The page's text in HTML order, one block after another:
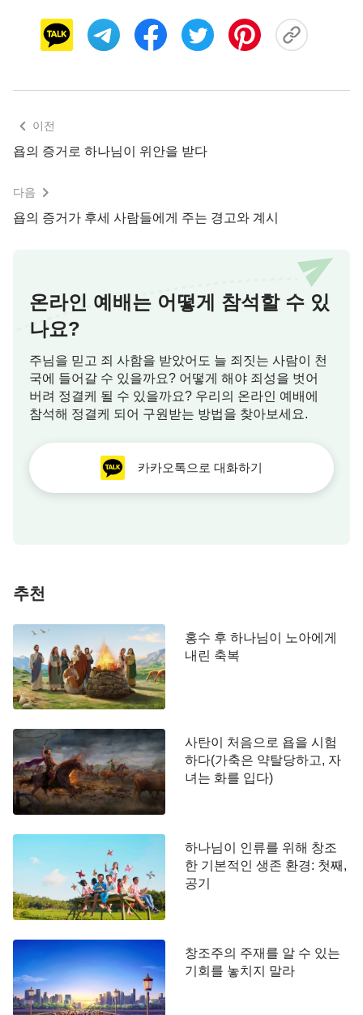
하나님에 대한 욥의 믿음은 하나님이 보이
다음 구절에 또 욥의 이런 말이 있다. “그런데 내가
앞으로 가도 그가 아니 계시고 뒤로 가도 보이지 아
니하며 그가 왼편에서 일하시나 내가 만날 수 없고
23:8~9) . 이 기록을 보면, 욥의 체험에서 하나님은 시
종일관 숨어 있었고, 그에게 공개적으로 나타나거나
아무 말씀을 한 적도 없었다는 것을 알 수 있다. 하지
늘 하나님이 그의 앞을 지나가거나 그의 우편에서 일
을 한다고 생각했다. 비록 보이지는 않지만 하나님이
씀하지도, 나타나지도 않았기 때문이다. 욥에게 진정
것이며, 하나님을 경외하며 악에서 떠나는 도를 지키
지도 못했을 것이다. 이것이 사실 아니겠느냐? 너는
욥의 이러한 말을 보고 어떤 생각을 했느냐? 욥의 순
전함과 정직함, 그가하나님
하나님이 과장한 것이 아니라 진짜라는 생각이 들지
않았느냐? 그를 대하는 하나님의 태도는 다른 사람
을 대하는 것과 다르지 않았다. 그에게 나타나지 않
았고, 그에게 말씀하지도 않았다. 하지만 그는 의연
재를 믿었다. 또한, 하나님께 죄지을까 두려워 항상
번제를 드리고, 늘 하나님 앞에 나아가 기도하였다.
하나님을 본 적이 없음에도 하나님을 경외했다는 이
사실에서 욥이 얼마나 긍정적인 것을 좋아했는지, 얼
마나 믿음이 확고하고 실제적이었는지를 알 수 있다.
욥은 하나님이 보이지 않는다 해서 하나님의 존재를
부인한 적이 없고, 하나님을 본 적이 없다는 이유로
믿음을 잃거나 하나님을 버린 적도 없다. 그는 만물
이전
욥의 증거로 하나님이 위안을 받다
다음
욥의 증거가 후세 사람들에게 주는 경고와 계시
온라인 예배는 어떻게 참석할 수 있
나요?
주님을 믿고 죄 사함을 받았어도 늘 죄짓는 사람이 천
국에 들어갈 수 있을까요? 어떻게 해야 죄성을 벗어
버려 정결케 될 수 있을까요? 우리의 온라인 예배에
참석해 정결케 되어 구원받는 방법을 찾아보세요.
카카오톡으로 대화하기
추천
홍수 후 하나님이 노아에게
내린 축복
사탄이 처음으로 욥을 시험
하다(가축은 약탈당하고, 자
녀는 화를 입다)
하나님이 인류를 위해 창조
한 기본적인 생존 환경: 첫째,
공기
창조주의 주재를 알 수 있는
기회를 놓치지 말라